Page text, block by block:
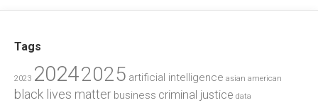
Tags
2023 20242025 artificial intelligence asian american
black lives matter business criminal justice data